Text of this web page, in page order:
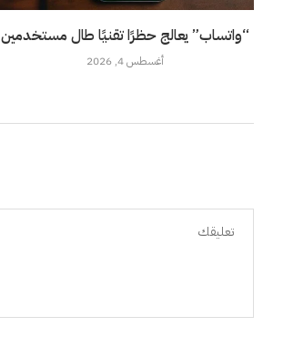
“واتساب” يعالج حظرًا تقنيًا طال مستخدمين
أغسطس 4, 2026